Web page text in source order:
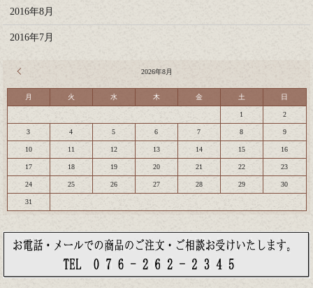
2016年8月
2016年7月
2026年8月
月 火 水 木 金 土 日
1 2
3 4 5 6 7 8 9
10 11 12 13 14 15 16
17 18 19 20 21 22 23
24 25 26 27 28 29 30
31